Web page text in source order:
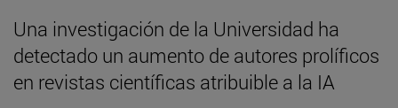
Una investigación de la Universidad ha
detectado un aumento de autores prolíficos
en revistas científicas atribuible a la IA